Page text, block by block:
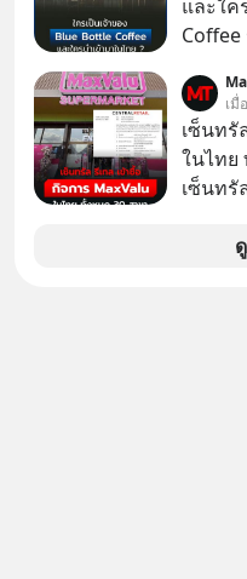
ตามกฎ
และใค
แรกในเมื่
เซ็นทรั
ในไทย
เซ็นทรั
ตลาด